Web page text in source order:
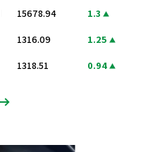
15678.94 1.3
1316.09 1.25
1318.51 0.94